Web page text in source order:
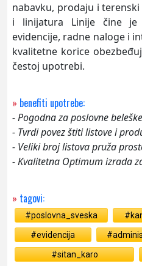
nabavku, prodaju i
i linijatura Linije čine je
evidencije, radne naloge i
kvalitetne korice
čestoj upotrebi.
» benefiti upotrebe:
- Pogodna za poslovne
- Tvrdi povez štiti listove i
- Veliki broj listova pruža
- Kvalitetna Optimum izrada
» tagovi:
#poslovna_sveska
#evidencija
#sitan_karo